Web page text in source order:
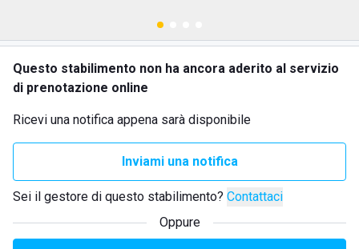
Questo stabilimento non ha ancora aderito al servizio
di prenotazione online
Ricevi una notifica appena sarà disponibile
Inviami una notifica
Sei il gestore di questo stabilimento? Contattaci
Oppure